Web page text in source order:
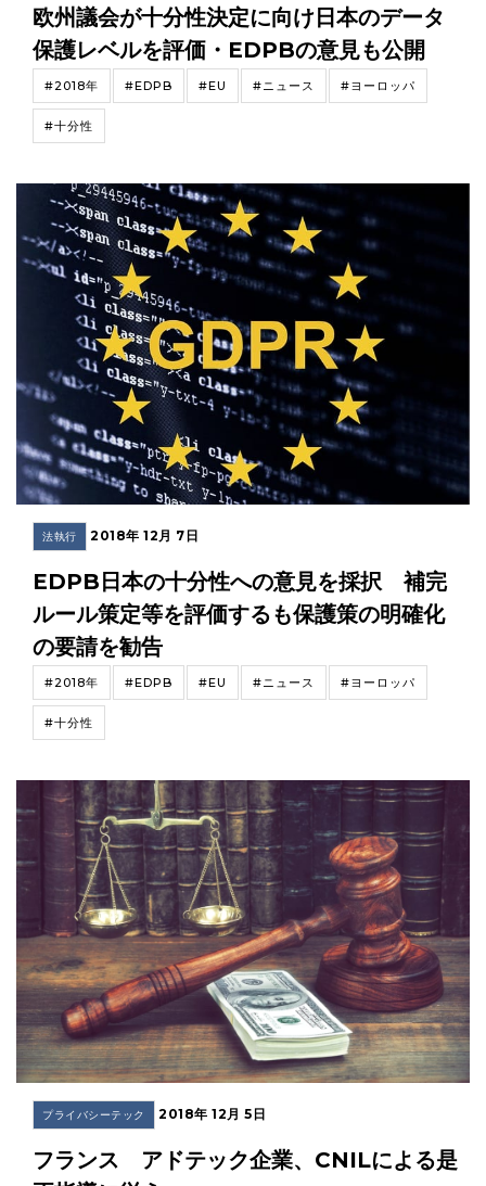
欧州議会が十分性決定に向け日本のデータ
保護レベルを評価・EDPBの意見も公開
#2018年 #EDPB #EU #ニュース #ヨーロッパ
#十分性
法執行 2018年 12月 7日
EDPB日本の十分性への意見を採択 補完
ルール策定等を評価するも保護策の明確化
の要請を勧告
#2018年 #EDPB #EU #ニュース #ヨーロッパ
#十分性
プライバシーテック 2018年 12月 5日
フランス アドテック企業、CNILによる是